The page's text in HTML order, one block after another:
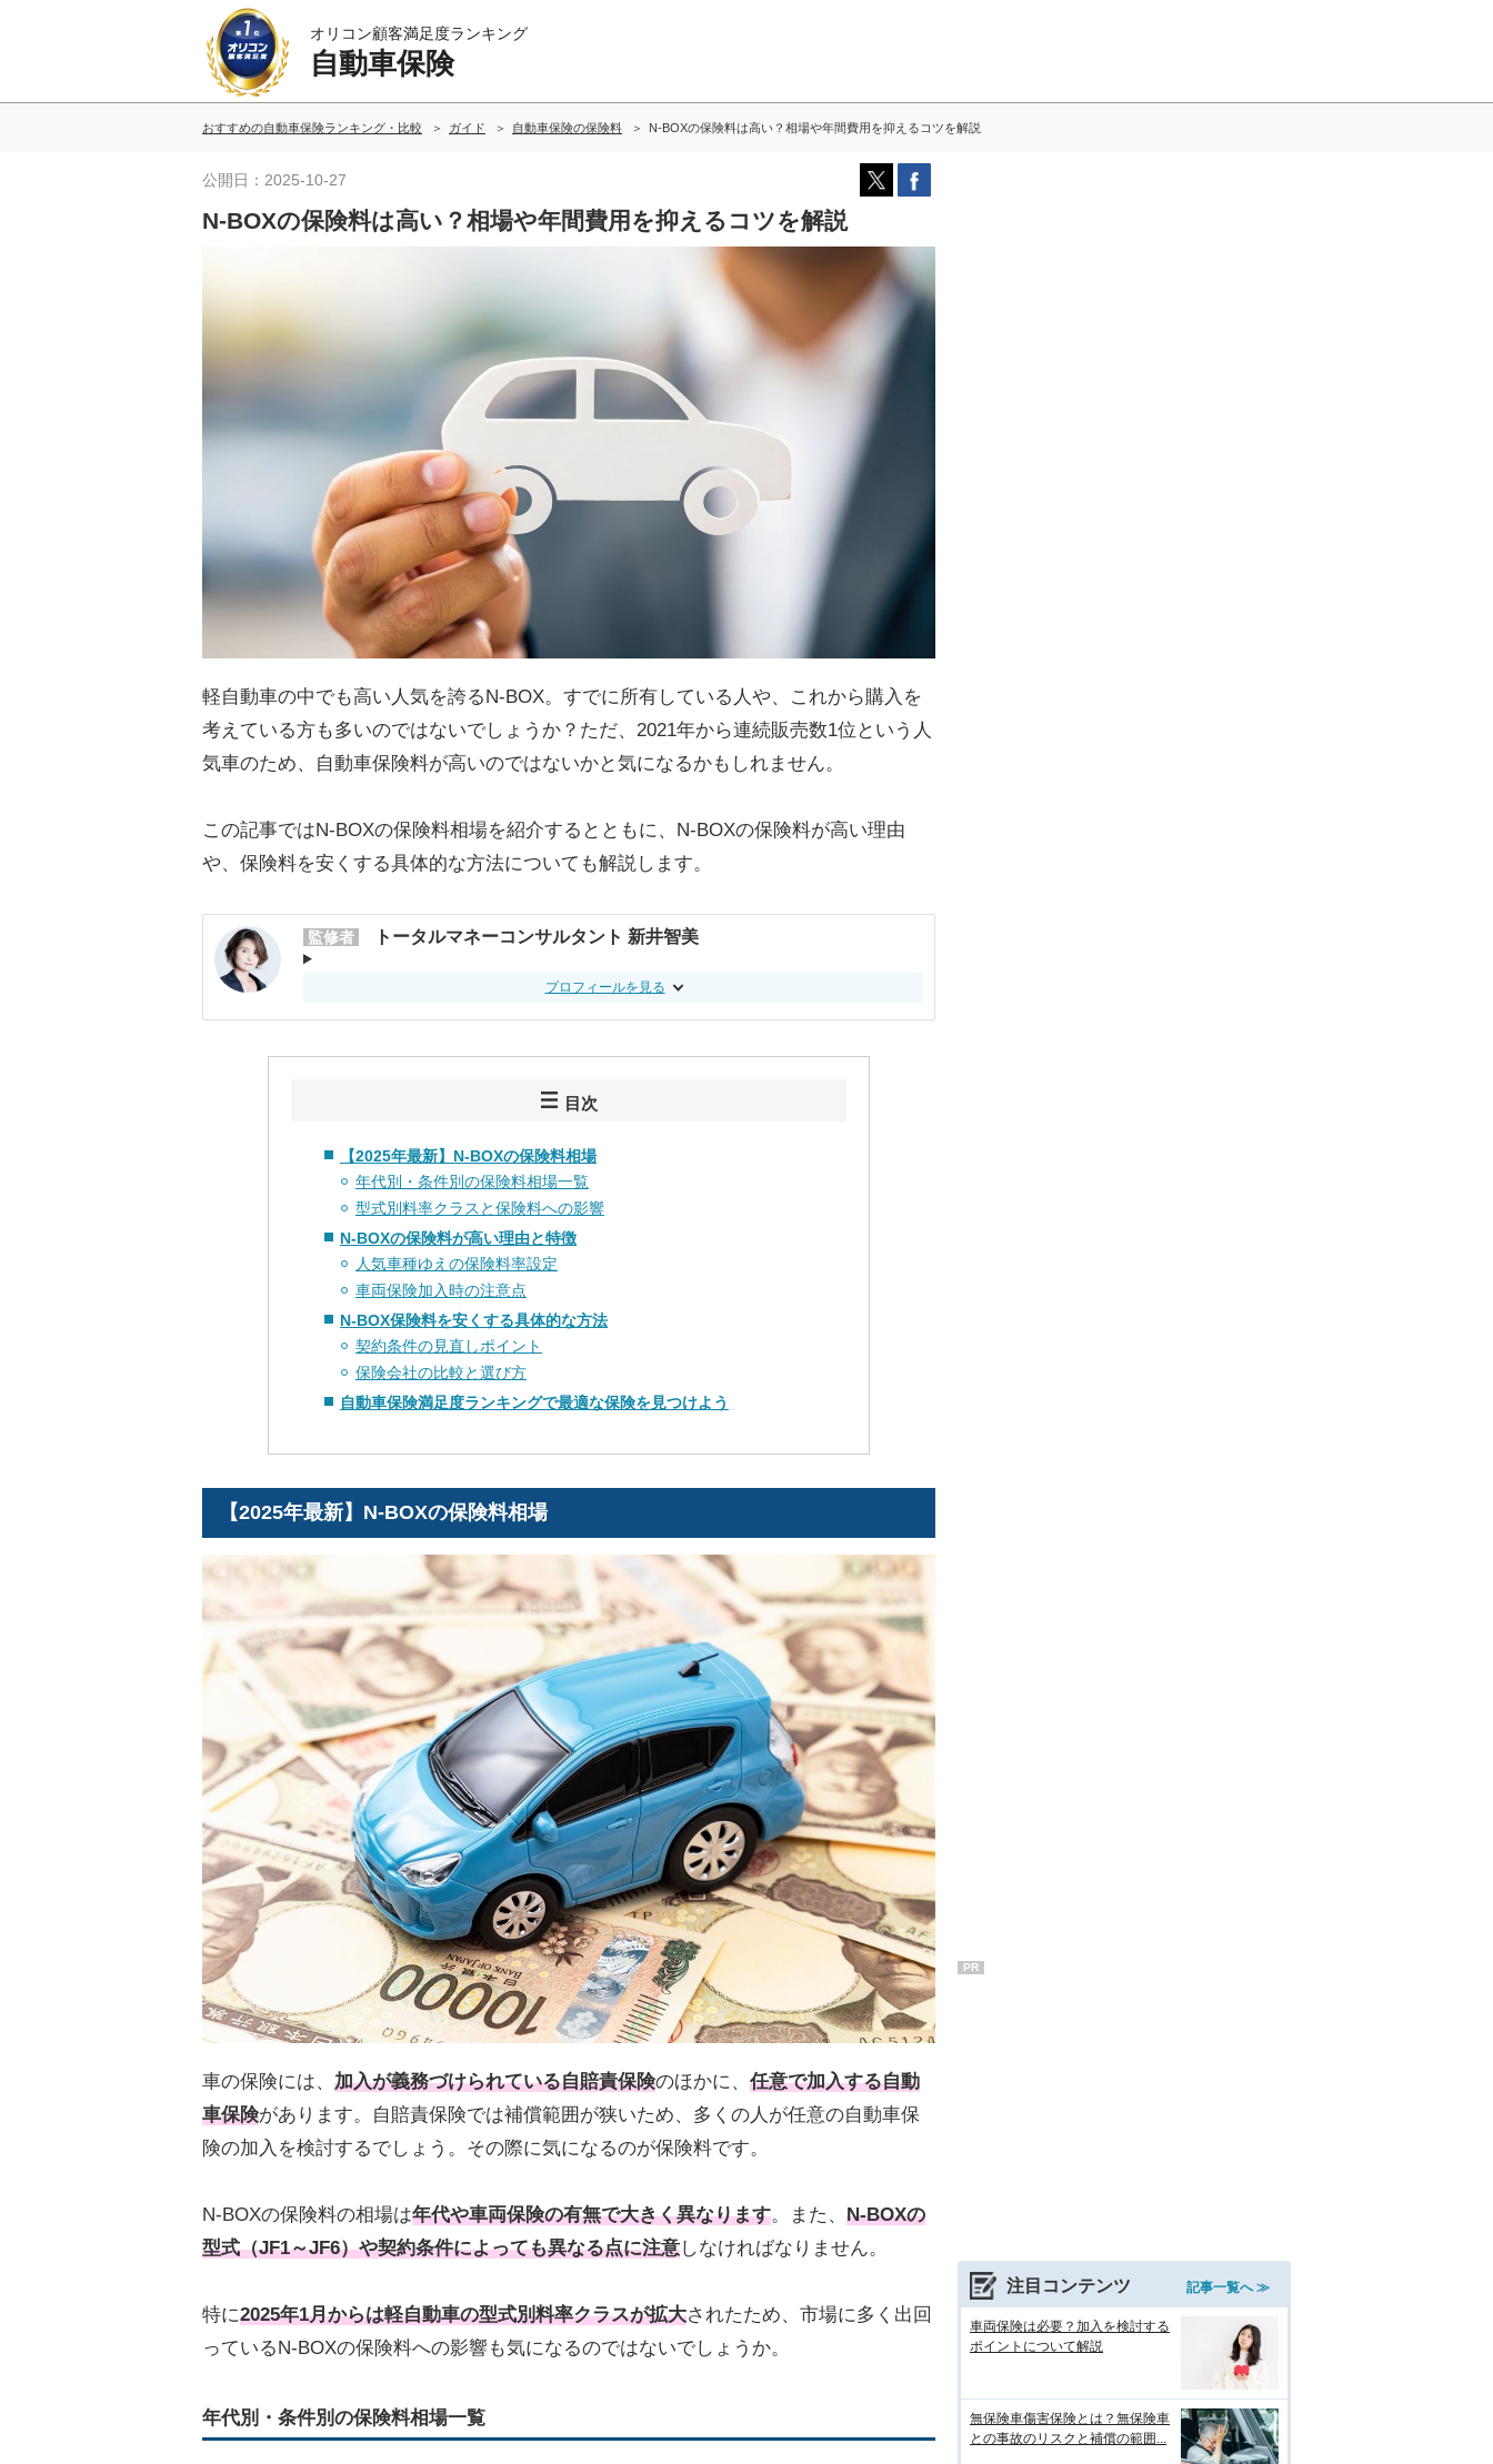
オリコン顧客満足度ランキング
自動車保険
おすすめの自動車保険ランキング・比較 ガイド 自動車保険の保険料 N-BOXの保険料は高い？相場や年間費用を抑えるコツを解説
公開日：2025-10-27
N-BOXの保険料は高い？相場や年間費用を抑えるコツを解説
軽自動車の中でも高い人気を誇るN-BOX。すでに所有している人や、これから購入を
考えている方も多いのではないでしょうか？ただ、2021年から連続販売数1位という人
気車のため、自動車保険料が高いのではないかと気になるかもしれません。
この記事ではN-BOXの保険料相場を紹介するとともに、N-BOXの保険料が高い理由
や、保険料を安くする具体的な方法についても解説します。
監修者 トータルマネーコンサルタント 新井智美
プロフィールを見る
目次
【2025年最新】N-BOXの保険料相場
年代別・条件別の保険料相場一覧
型式別料率クラスと保険料への影響
N-BOXの保険料が高い理由と特徴
人気車種ゆえの保険料率設定
車両保険加入時の注意点
N-BOX保険料を安くする具体的な方法
契約条件の見直しポイント
保険会社の比較と選び方
自動車保険満足度ランキングで最適な保険を見つけよう
【2025年最新】N-BOXの保険料相場
車の保険には、 加入が義務づけられている自賠責保険のほかに、 任意で加入する自動
車保険があります。自賠責保険では補償範囲が狭いため、多くの人が任意の自動車保
険の加入を検討するでしょう。その際に気になるのが保険料です。
N-BOXの保険料の相場は年代や車両保険の有無で大きく異なります。また、 N-BOXの
型式（JF1～JF6）や契約条件によっても異なる点に注意しなければなりません。
特に2025年1月からは軽自動車の型式別料率クラスが拡大されたため、市場に多く出回
っているN-BOXの保険料への影響も気になるのではないでしょうか。
年代別・条件別の保険料相場一覧
PR
注目コンテンツ 記事一覧へ ≫
車両保険は必要？加入を検討する
ポイントについて解説
無保険車傷害保険とは？無保険車
との事故のリスクと補償の範囲...